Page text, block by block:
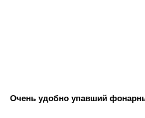
Очень удобно упавший